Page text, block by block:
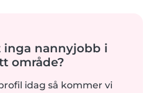
inga nannyjobb i
område?
idag så kommer vi